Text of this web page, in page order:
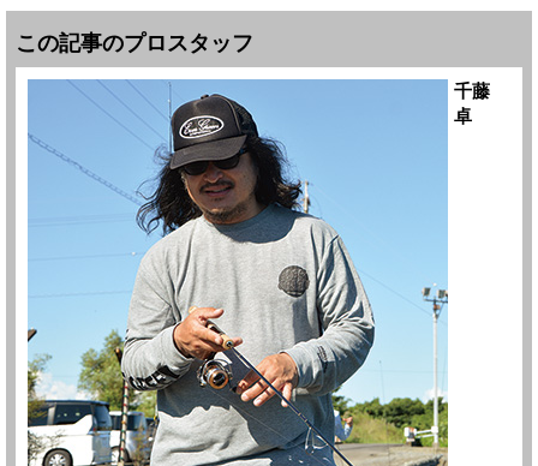
この記事のプロスタッフ
千藤
卓